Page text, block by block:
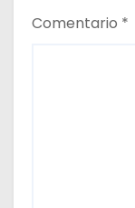
s
Comentario *